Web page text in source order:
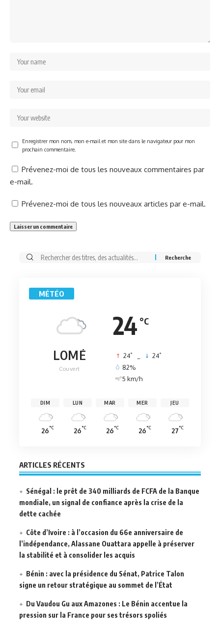
Enregistrer mon nom, mon e-mail et mon site dans le navigateur pour mon
prochain commentaire.
Prévenez-moi de tous les nouveaux commentaires par
e-mail.
Prévenez-moi de tous les nouveaux articles par e-mail.
Rechercher:
MÉTÉO
24 °C
LOMÉ
Couvert
24° 24°
82%
5 km/h
DIM
26°C
LUN
26°C
MAR
26°C
MER
26°C
JEU
27°C
ARTICLES RÉCENTS
Sénégal : le prêt de 340 milliards de FCFA de la Banque
mondiale, un signal de confiance après la crise de la
dette cachée
Côte d’Ivoire : à l’occasion du 66e anniversaire de
l’indépendance, Alassane Ouattara appelle à préserver
la stabilité et à consolider les acquis
Bénin : avec la présidence du Sénat, Patrice Talon
signe un retour stratégique au sommet de l’État
Du Vaudou Gu aux Amazones : Le Bénin accentue la
pression sur la France pour ses trésors spoliés